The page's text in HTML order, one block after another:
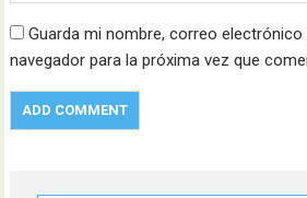
Guarda mi nombre, correo electrónico
navegador para la próxima vez que